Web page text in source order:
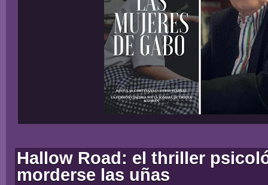
Hallow Road: el thriller
morderse las uñas